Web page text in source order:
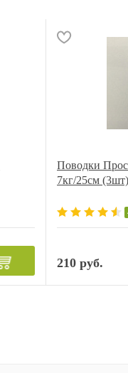
Поводки
7кг/25см (3шт)
210 руб.